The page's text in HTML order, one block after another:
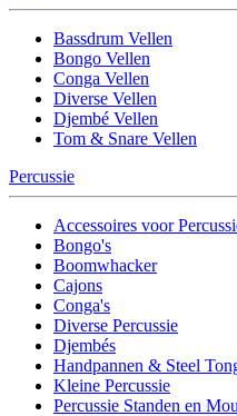
Bassdrum Vellen
Bongo Vellen
Conga Vellen
Diverse Vellen
Djembé Vellen
Tom & Snare Vellen
Percussie
Accessoires voor
Bongo's
Boomwhacker
Cajons
Conga's
Diverse Percussie
Djembés
Handpannen & Steel
Kleine Percussie
Percussie Standen en